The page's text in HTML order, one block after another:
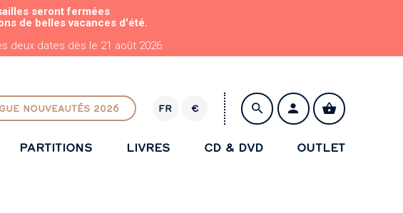
seront fermées
de belles vacances d'été.
deux dates dès le 21 août 2026.
NOUVEAUTÉS 2026 FR
R
€
PARTITIONS LIVRES CD & DVD OUTLET